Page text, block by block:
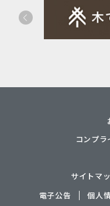
コンプ
サイトマ
電子公告
個人